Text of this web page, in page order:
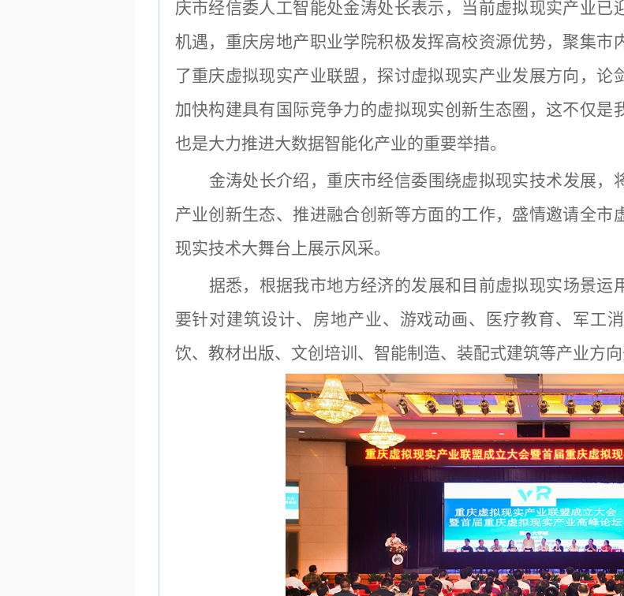
庆市经信委人工智能处金涛处长表示，当前虚拟现实产业已
机遇，重庆房地产职业学院积极发挥高校资源优势，聚集市
了重庆虚拟现实产业联盟，探讨虚拟现实产业发展方向，论
加快构建具有国际竞争力的虚拟现实创新生态圈，这不仅是
也是大力推进大数据智能化产业的重要举措。
金涛处长介绍， 重庆市经信委围绕虚拟现实技术发展，
产业创新生态、推进融合创新等方面的工作，盛情邀请全市
现实技术大舞台上展示风采。
据悉，根据我市地方经济的发展和目前虚拟现实场景运
要针对建筑设计、房地产业、游戏动画、医疗教育、军工
饮、教材出版、文创培训、智能制造、装配式建筑等产业方向